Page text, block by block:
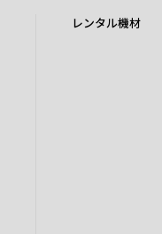
レンタル機材